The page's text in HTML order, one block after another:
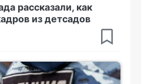
рассказали, как
из детсадов